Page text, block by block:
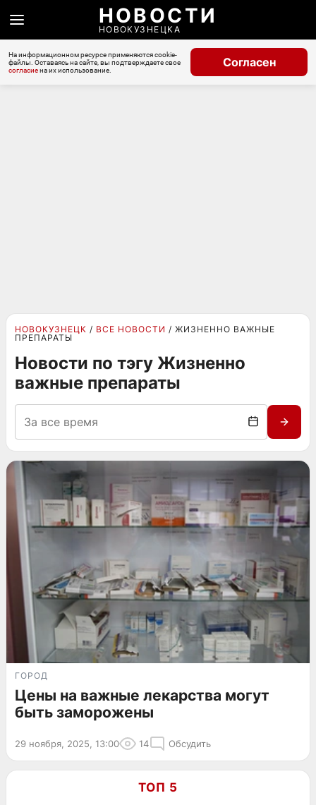
НОВОСТИ
НОВОКУЗНЕЦКА
На информационном ресурсе применяются cookie-
файлы. Оставаясь на сайте, вы подтверждаете свое
согласиена их использование.
Согласен
НОВОКУЗНЕЦК ВСЕ НОВОСТИ
ЖИЗНЕННО ВАЖНЫЕ
ПРЕПАРАТЫ
Новости по тэгу Жизненно
важные препараты
ГОРОД
Цены на важные лекарства могут
быть заморожены
29 ноября, 2025, 13:00 14 Обсудить
ТОП 5